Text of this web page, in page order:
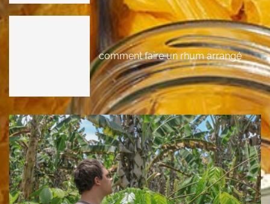
comment faire un rhum arrangé